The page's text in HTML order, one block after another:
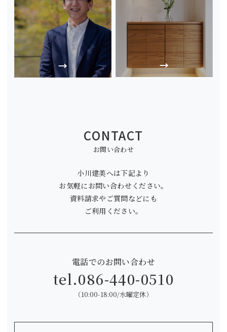
CONTACT
お問い合わせ
小川建美へは下記より
お気軽にお問い合わせください。
資料請求やご質問などにも
ご利用ください。
電話でのお問い合わせ
tel.086-440-0510
（10:00-18:00/水曜定休）